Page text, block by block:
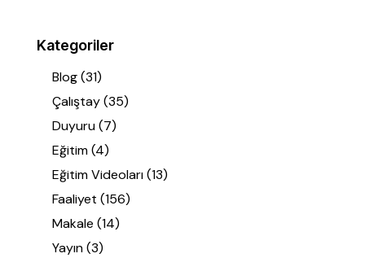
Kategoriler
Blog(31)
Çalıştay(35)
Duyuru(7)
Eğitim(4)
Eğitim Videoları(13)
Faaliyet (156)
Makale (14)
Yayın(3)